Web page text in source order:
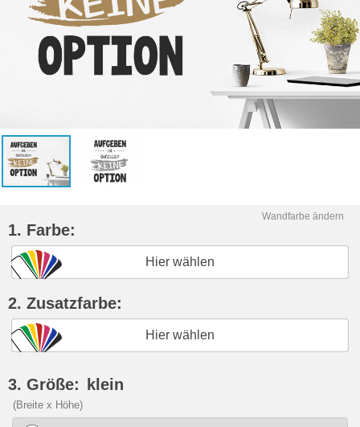
Wandfarbe ändern
1. Farbe:
Hier wählen
2. Zusatzfarbe:
Hier wählen
3. Größe: klein
(Breite x Höhe)